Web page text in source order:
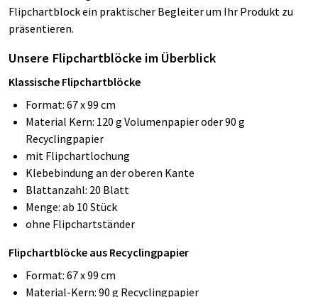
Flipchartblock ein praktischer Begleiter um Ihr Produkt zu
präsentieren.
Unsere Flipchartblöcke im Überblick
Klassische Flipchartblöcke
Format: 67 x 99 cm
Material Kern: 120 g Volumenpapier oder 90 g
Recyclingpapier
mit Flipchartlochung
Klebebindung an der oberen Kante
Blattanzahl: 20 Blatt
Menge: ab 10 Stück
ohne Flipchartständer
Flipchartblöcke aus Recyclingpapier
Format: 67 x 99 cm
Material-Kern: 90 g Recyclingpapier